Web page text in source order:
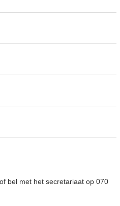
of bel met het secretariaat op 070